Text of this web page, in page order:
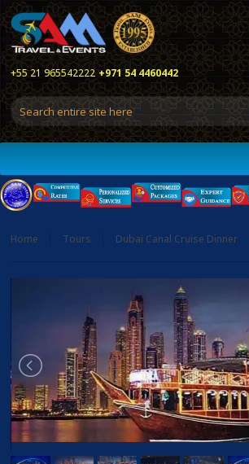
+55 21 965542222 +971 54 4460442
Home Tours Dubai Canal Cruise Dinner